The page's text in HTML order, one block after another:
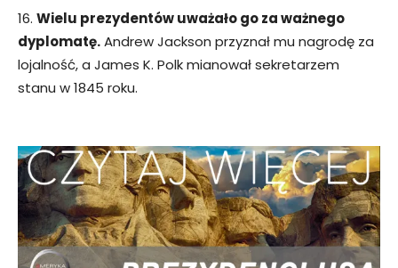
16. Wielu prezydentów uważało go za ważnego
dyplomatę.Andrew Jackson przyznał mu nagrodę za
lojalność, a James K. Polk mianował sekretarzem
stanu w 1845 roku.